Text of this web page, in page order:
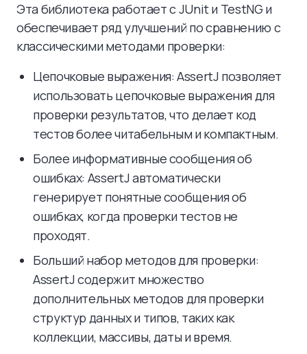
Эта библиотека работает с JUnit и TestNG и
обеспечивает ряд улучшений по сравнению с
классическими методами проверки:
Цепочковые выражения: AssertJ позволяет
использовать цепочковые выражения для
проверки результатов, что делает код
тестов более читабельным и компактным.
Более информативные сообщения об
ошибках: AssertJ автоматически
генерирует понятные сообщения об
ошибках, когда проверки тестов не
проходят.
Больший набор методов для проверки:
AssertJ содержит множество
дополнительных методов для проверки
структур данных и типов, таких как
коллекции, массивы, даты и время.